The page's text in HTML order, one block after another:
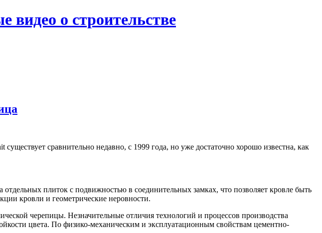
видео о строительстве
сравнительно недавно, с 1999 года, но уже достаточно хорошо известна, как
отдельных плиток с подвижностью в соединительных замках, что позволяет кровле быть
кровли и геометрические неровности.
черепицы. Незначительные отличия технологий и процессов производства
цвета. По физико-механическим и эксплуатационным свойствам цементно-